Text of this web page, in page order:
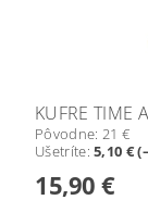
KUFRE TIME
Pôvodne: 21 €
Ušetríte:5,10 €
15,90 €